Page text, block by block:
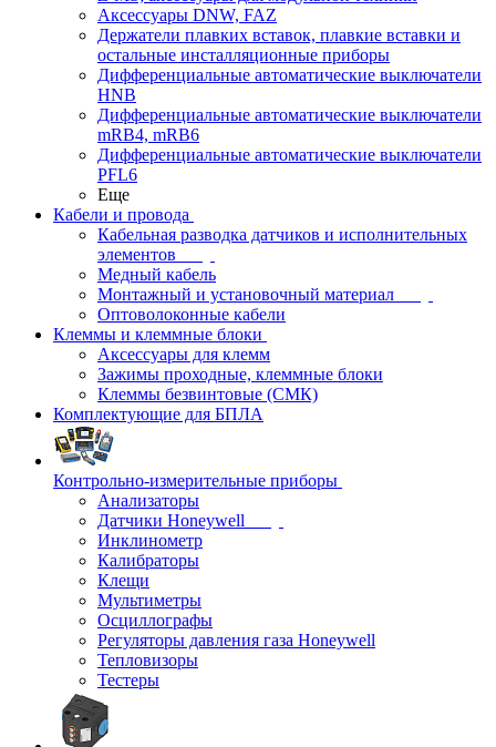
Аксессуары DNW, FAZ
Держатели плавких вставок, плавкие вставки и
остальные инсталляционные приборы
Дифференциальные автоматические выключатели
HNB
Дифференциальные автоматические выключатели
mRB4, mRB6
Дифференциальные автоматические выключатели
PFL6
Еще
Кабели и провода
Кабельная разводка датчиков и исполнительных
элементов
Медный кабель
Монтажный и установочный материал
Оптоволоконные кабели
Клеммы и клеммные блоки
Аксессуары для клемм
Зажимы проходные, клеммные блоки
Клеммы безвинтовые (СМК)
Комплектующие для БПЛА
Контрольно-измерительные приборы
Анализаторы
Датчики Honeywell
Инклинометр
Калибраторы
Клещи
Мультиметры
Осциллографы
Регуляторы давления газа Honeywell
Тепловизоры
Тестеры